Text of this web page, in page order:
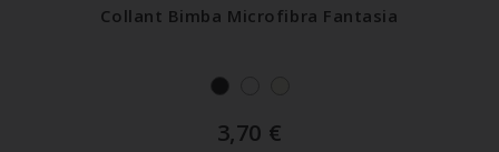
Collant Bimba Microfibra Fantasia
3,70 €